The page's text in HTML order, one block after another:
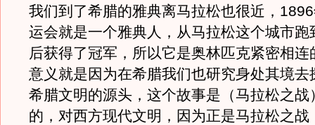
我们到了希腊的雅典离马拉松也很近，
运会就是一个雅典人，从马拉松这个城市跑
后获得了冠军，所以它是奥林匹克紧密相连
意义就是因为在希腊我们也研究身处其境去
希腊文明的源头，这个故事是（马拉松之战
的，对西方现代文明，因为正是马拉松之战